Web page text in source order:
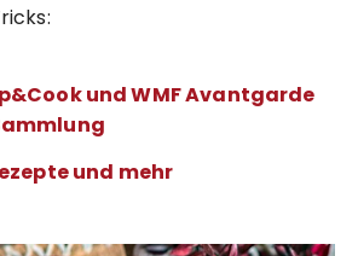
und WMF Avantgarde
und mehr